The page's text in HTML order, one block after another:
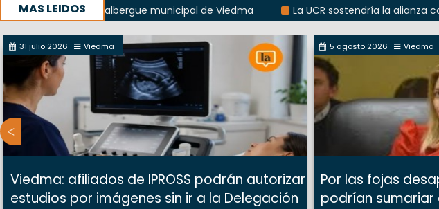
MAS LEIDOS
del albergue municipal de Viedma La UCR sostendría la alianza con JSRN
sucursal del Correo Argentino en Sierra Grande
31 julio 2026 Viedma
Viedma: afiliados de IPROSS podrán autorizar
estudios por imágenes sin ir a la Delegación
5 agosto 2026 Viedma
Por las fojas
podrían sumariar